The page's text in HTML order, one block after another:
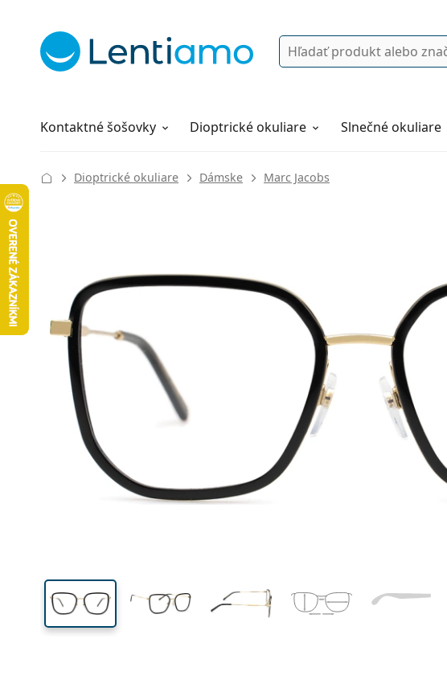
Vyhľadávanie
Kontaktné šošovky
Roztoky Dioptrické okuliare Slnečné okuliare
Všetko o nákupe
Dioptrické okuliare Dámske Marc Jacobs
44 mm
Výška očnice
53 mm
Šírka očnice
53
Šírka
mostíka